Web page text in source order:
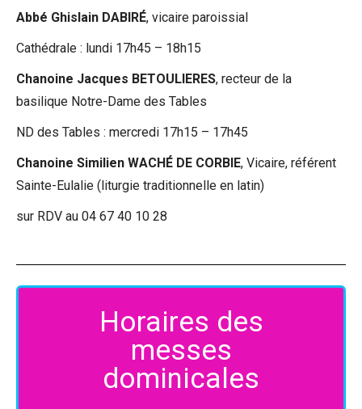
Abbé Ghislain DABIRÉ, vicaire paroissial
Cathédrale : lundi 17h45 – 18h15
Chanoine Jacques BETOULIERES, recteur de la
basilique Notre-Dame des Tables
ND des Tables : mercredi 17h15 – 17h45
Chanoine Similien WACHÉ DE CORBIE, Vicaire, référent
Sainte-Eulalie (liturgie traditionnelle en latin)
sur RDV au 04 67 40 10 28
Horaires des
messes
dominicales